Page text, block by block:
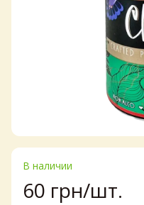
В наличии
60 грн/шт.